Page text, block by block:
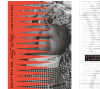
교인과 비종교인들로 구성된 ‘
사회에서 낯설던 평화운동이
다.
양심적 병역거부운동 자체가
다. 2001년 이후 양심적 병역
의 입법 시도, 하급심 판사들의